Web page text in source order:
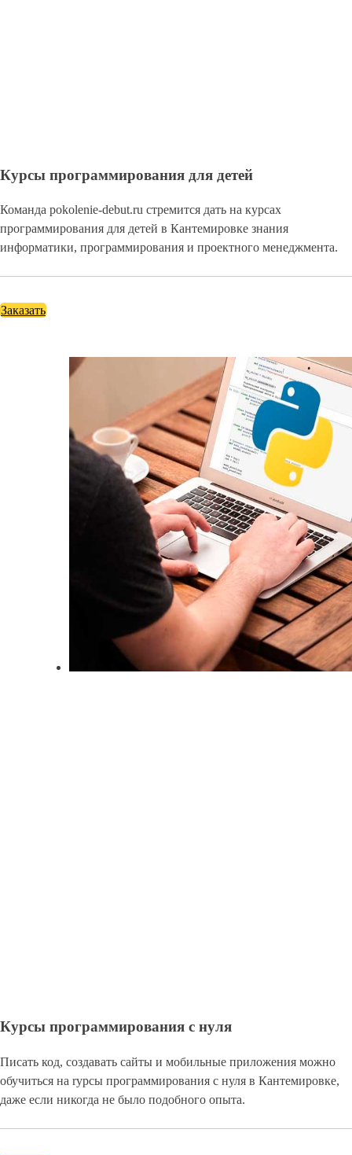
Курсы программирования для детей
Команда pokolenie-debut.ru стремится дать на курсах
программирования для детей в Кантемировке знания
информатики, программирования и проектного менеджмента.
Заказать
Курсы программирования с нуля
Писать код, создавать сайты и мобильные приложения можно
обучиться на rурсы программирования с нуля в Кантемировке,
даже если никогда не было подобного опыта.